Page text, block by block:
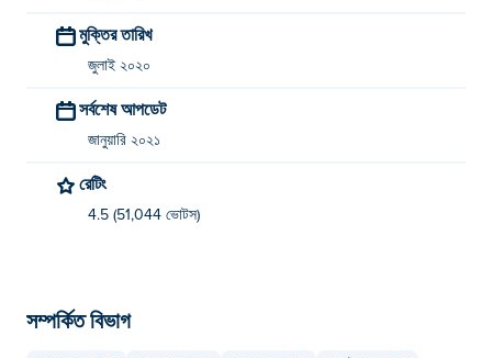
মুক্তির তারিখ
জুলাই ২০২০
সর্বশেষ আপডেট
জানুয়ারি ২০২১
রেটিং
4.5 (51,044 ভোটস)
সম্পর্কিত বিভাগ